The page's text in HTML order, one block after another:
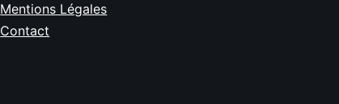
Mentions Légales
Contact